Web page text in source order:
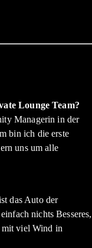
Lounge Team?
Managerin in der
bin ich die erste
uns um alle
das Auto der
nichts Besseres,
mit viel Wind in